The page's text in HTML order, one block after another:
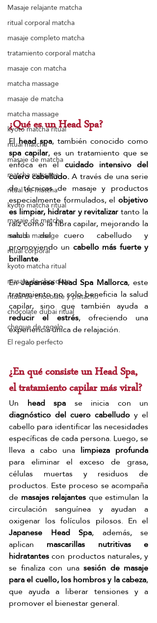
Masaje relajante matcha
ritual corporal matcha
masaje completo matcha
tratamiento corporal matcha
masaje con matcha
matcha massage
masaje de matcha
matcha massage
kyoto matcha ritual
ritual matcha
masaje de matcha
matcha massage
ritual de matcha
kyoto matcha ritual
masaje de matcha
matcha massage
ritual corporal
kyoto matcha ritual
masaje de chocolate
ritual de chocolate y pistacho
chocolate dubai ritual
cheque de regalo
El regalo perfecto
¿Qué es un Head Spa?
El head spa
spa capilar, es un tratamiento que se
enfoca en el cuidado intensivo del
cuero cabelludo. A través de una serie
de técnicas de masaje y productos
especialmente formulados, el objetivo
es limpiar, hidratar y revitalizar tanto la
raíz como la fibra capilar, mejorando la
salud del cuero cabelludo y
promoviendo un cabello más fuerte y
brillante.
En Japanese Head Spa Mallorca, este
tratamiento no solo beneficia la salud
reducir el estrés, ofreciendo una
experiencia única de relajación.
¿En qué consiste un Head Spa,
el tratamiento capilar más viral?
Un head spa
diagnóstico del cuero cabelludo y el
cabello para identificar las necesidades
específicas de cada persona. Luego, se
lleva a cabo una
para eliminar el exceso de grasa,
células muertas y residuos de
productos. Este proceso se acompaña
de masajes relajantes que estimulan la
circulación sanguínea y ayudan a
Japanese Head Spa, además, se
aplican mascarillas nutritivas e
hidratantes con productos naturales, y
se finaliza con una sesión de masaje
para el cuello, los hombros y la cabeza,
que ayuda a liberar tensiones y a
promover el bienestar general.